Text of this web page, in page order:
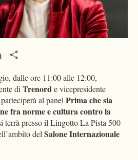
LinkedIn
dalle ore 11:00 alle 12:00,
diTrenorde vicepresidente
al panelPrima che sia
fra norme e cultura contro la
terrà presso il Lingotto La Pista 500
delSalone Internazionale